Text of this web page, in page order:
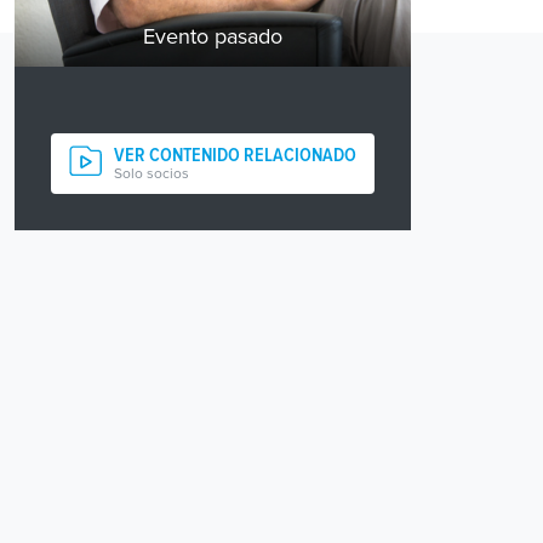
Evento pasado
VER CONTENIDO RELACIONADO
Solo socios